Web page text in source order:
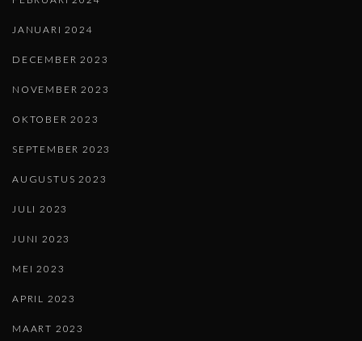
JANUARI 2024
DECEMBER 2023
NOVEMBER 2023
OKTOBER 2023
SEPTEMBER 2023
AUGUSTUS 2023
JULI 2023
JUNI 2023
MEI 2023
APRIL 2023
MAART 2023